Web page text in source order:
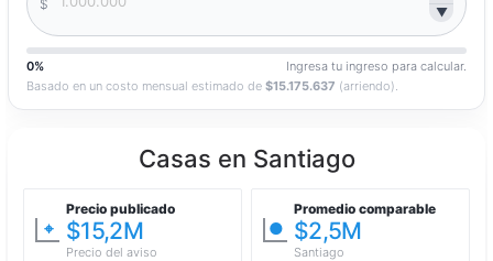
$
▼
0%
Ingresa tu ingreso para calcular.
Basado en un costo mensual estimado de $15.175.637 (arriendo).
Casas en Santiago
⌖
Precio publicado
$15,2M
Precio del aviso
●
Promedio comparable
$2,5M
Santiago